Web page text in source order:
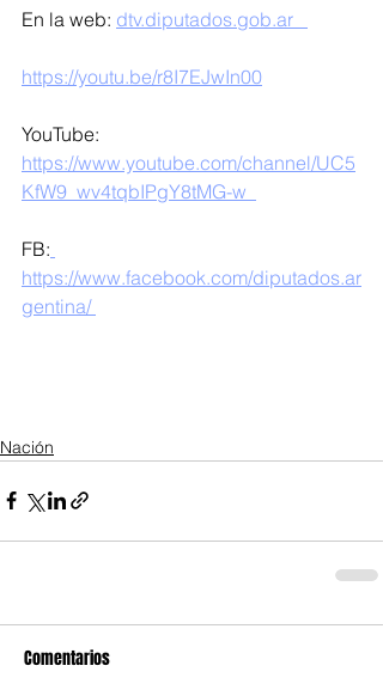
En la web: dtv.diputados.gob.ar
https://youtu.be/r8I7EJwIn00
YouTube:
https://www.youtube.com/channel/UC5
KfW9_wv4tqbIPgY8tMG-w
FB:
https://www.facebook.com/diputados.ar
gentina/
Nación
Comentarios